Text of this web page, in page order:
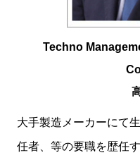
Techno
大手製造メーカーにて
任者、等の要職を歴任